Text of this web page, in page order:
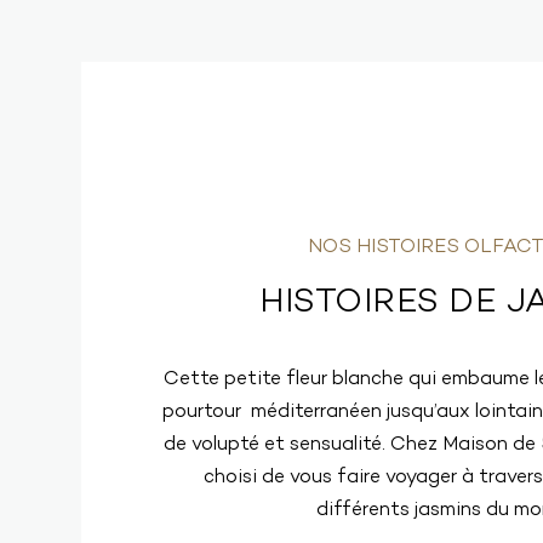
NOS HISTOIRES
HISTOIRES DE
Cette petite fleur blanche qui embaume
pourtour méditerranéen jusqu’aux
de volupté et sensualité. Chez Maison de
choisi de vous faire voyager à
différents jasmins du